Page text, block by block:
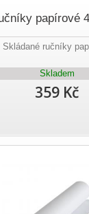
papírové
Skládané ručníky
Skladem
359 Kč